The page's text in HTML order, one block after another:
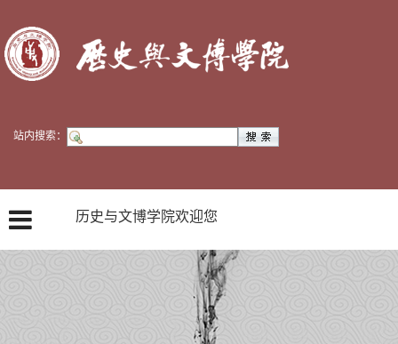
站内搜索：
历史与文博学院欢迎您